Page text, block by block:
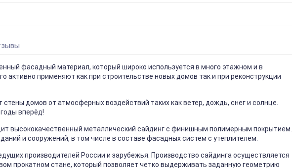
фасадный материал, который широко используется в много этажном и в
активно применяют как при строительстве новых домов так и при реконструкции
домов от атмосферных воздействий таких как ветер, дождь, снег и солнце.
вперёд!
высококачественный металлический сайдинг с финишным полимерным покрытием.
и сооружений, в том числе в составе фасадных систем с утеплителем.
производителей России и зарубежья. Производство сайдинга осуществляется
прокатном стане, который позволяет четко выдерживать заданную геометрию